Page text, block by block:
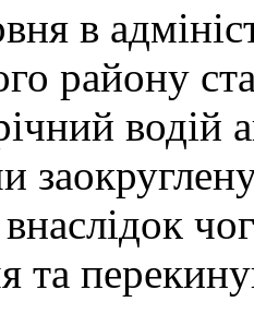
в
району
водій
та